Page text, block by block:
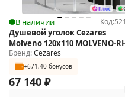
В наличии Код:
Душевой уголок Cezares
Molveno 120x110 MOLVENO-
22-120/110-C-Cr-IV
Бренд:Cezares
+671,40 бонусов
67 140 ₽